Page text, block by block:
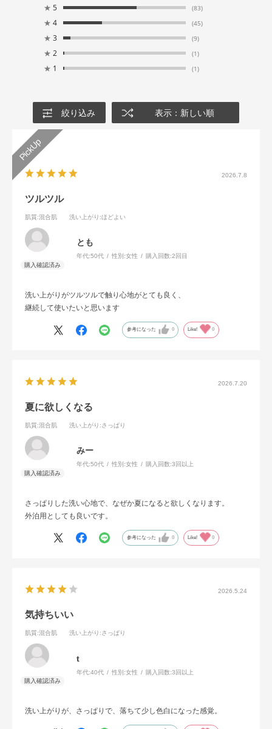
★ 5 (83)
★ 4 (45)
★ 3 (9)
★ 2 (1)
★ 1 (1)
絞り込み 表示：新しい順
2026.7.8
ツルツル
肌質:混合肌 洗い上がり :ほどよい
とも
年代:50代 性別:女性 購入回数:2回目
洗い上がりがツルツルで触り心地がとても良く、
継続して使いたいと思います
参考になった 0 Like! 0
2026.7.20
夏に欲しくなる
肌質:混合肌 洗い上がり :さっぱり
みー
年代:50代 性別:女性 購入回数:3回以上
さっぱりした洗い心地で、なぜか夏になると欲しくなります。
外泊用としても良いです。
参考になった 0 Like! 0
2026.5.24
気持ちいい
肌質:混合肌 洗い上がり :さっぱり
t
年代:40代 性別:女性 購入回数:3回以上
洗い上がりが、さっぱりで、落ちて少し色白になった感覚。